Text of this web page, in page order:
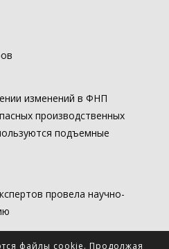
изменений в ФНП
производственных
подъемные
провела научно-
файлы cookie. Продолжая